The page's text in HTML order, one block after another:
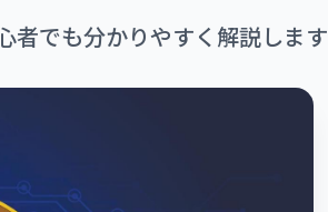
者でも分かりやすく解説します